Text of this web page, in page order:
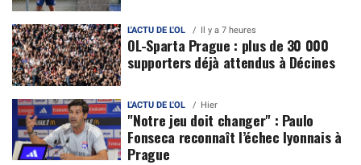
L'ACTU DE L'OL Il y a 7 heures
OL-Sparta Prague : plus de 30 000
supporters déjà attendus à Décines
L'ACTU DE L'OL Hier
"Notre jeu doit changer" : Paulo
Fonseca reconnaît l’échec lyonnais à
Prague